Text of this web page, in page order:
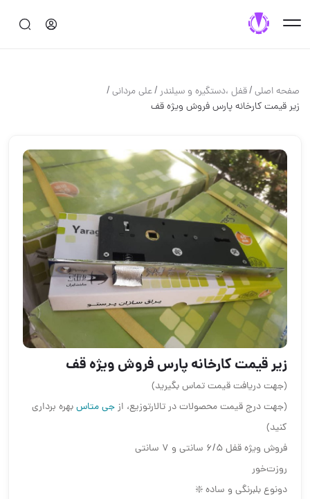
صفحه اصلی/قفل ،دستگيره و سيلندر/علی مردانی/
زیر قیمت کارخانه پارس فروش ویژه قف
زیر قیمت کارخانه پارس فروش ویژه قف
(جهت دریافت قیمت تماس بگیرید)
(جهت درج قیمت محصولات در تالارتوزیع، ازجی متاسبهره برداری
کنید)
فروش ویژه قفل ۶/۵ سانتی و ۷ سانتی
روزت‌خور
دو‌نوع بلبرنگی و ساده ❇️